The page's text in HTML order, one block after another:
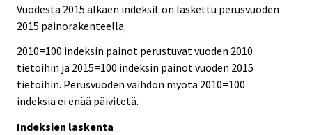
Vuodesta 2015 alkaen indeksit on laskettu perusvuoden
2015 painorakenteella.
2010=100 indeksin painot perustuvat vuoden 2010
tietoihin ja 2015=100 indeksin painot vuoden 2015
tietoihin. Perusvuoden vaihdon myötä 2010=100
indeksiä ei enää päivitetä.
Indeksien laskenta